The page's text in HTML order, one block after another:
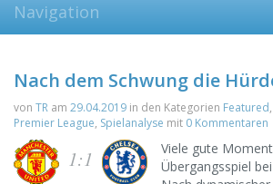
Navigation
Nach dem Schwung die
von TR am 29.04.2019 in den Kategorien Featured,
Premier League, Spielanalyse mit 0 Kommentaren
1:1
Viele gute
Übergangsspiel